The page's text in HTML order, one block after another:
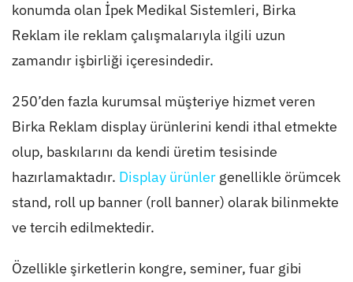
konumda olan İpek Medikal Sistemleri, Birka
Reklam ile reklam çalışmalarıyla ilgili uzun
zamandır işbirliği içeresindedir.
250’den fazla kurumsal müşteriye hizmet veren
Birka Reklam display ürünlerini kendi ithal etmekte
olup, baskılarını da kendi üretim tesisinde
hazırlamaktadır. Display ürünlergenellikle örümcek
stand, roll up banner (roll banner) olarak bilinmekte
ve tercih edilmektedir.
Özellikle şirketlerin kongre, seminer, fuar gibi